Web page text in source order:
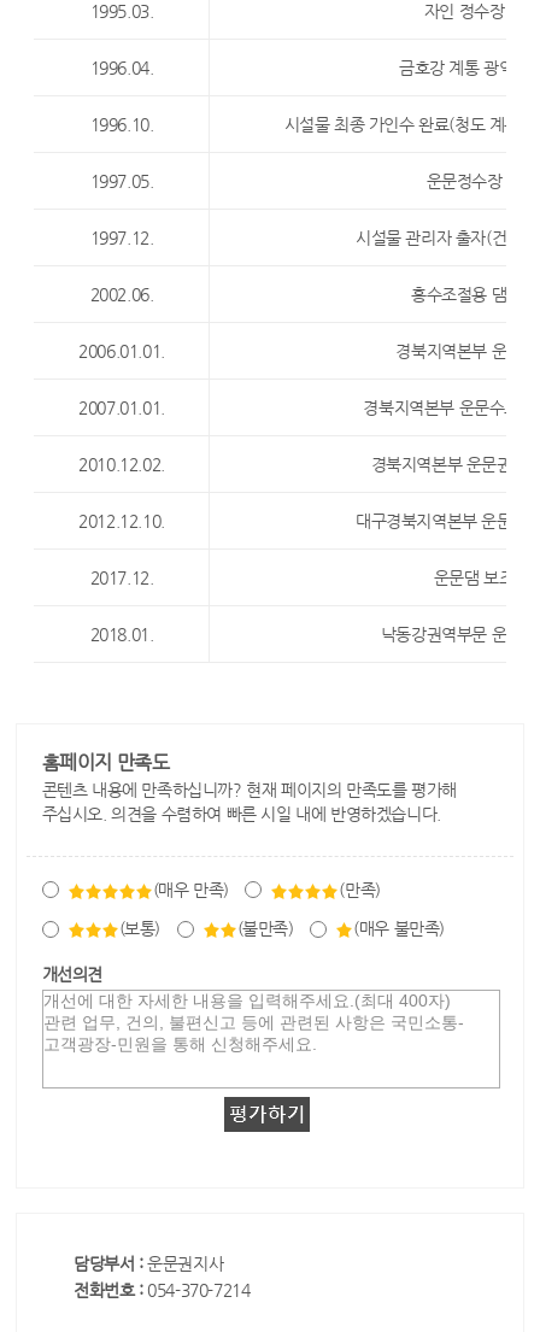
1995.03. 자인 정수장 정
1996.04. 금호강 계통 광역상
1996.10. 시설물 최종 가인수 완료(청도 계통
1997.05. 운문정수장 정
1997.12. 시설물 관리자 출자(건교
2002.06. 홍수조절용 댐여
2006.01.01. 경북지역본부 운문
2007.01.01. 경북지역본부 운문수도
2010.12.02. 경북지역본부 운문권관
2012.12.10. 대구경북지역본부 운문권
2017.12. 운문댐 보조여
2018.01. 낙동강권역부문 운문
홈페이지 만족도
콘텐츠 내용에 만족하십니까? 현재 페이지의 만족도를 평가해
주십시오. 의견을 수렴하여 빠른 시일 내에 반영하겠습니다.
(매우 만족) (만족)
(보통) (불만족) (매우 불만족)
개선의견
담당부서 :운문권지사
전화번호 : 054-370-7214